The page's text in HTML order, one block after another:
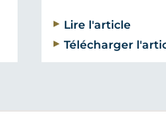
Lire l'article
Télécharger